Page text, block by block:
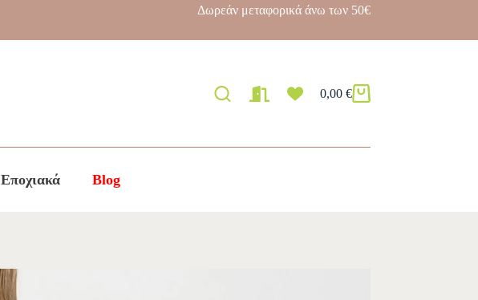
Δωρεάν μεταφορικά άνω των 50€
0,00 €
Εποχιακά Blog